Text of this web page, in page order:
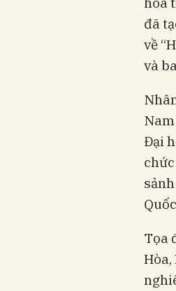
đã
về
và
Đại
Tọa
Hòa,